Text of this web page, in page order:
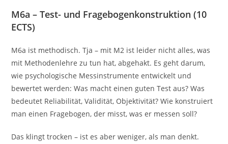
M6a – Test- und Fragebogenkonstruktion (10
ECTS)
M6a ist methodisch. Tja – mit M2 ist leider nicht alles, was
mit Methodenlehre zu tun hat, abgehakt. Es geht darum,
wie psychologische Messinstrumente entwickelt und
bewertet werden: Was macht einen guten Test aus? Was
bedeutet Reliabilität, Validität, Objektivität? Wie konstruiert
man einen Fragebogen, der misst, was er messen soll?
Das klingt trocken – ist es aber weniger, als man denkt.